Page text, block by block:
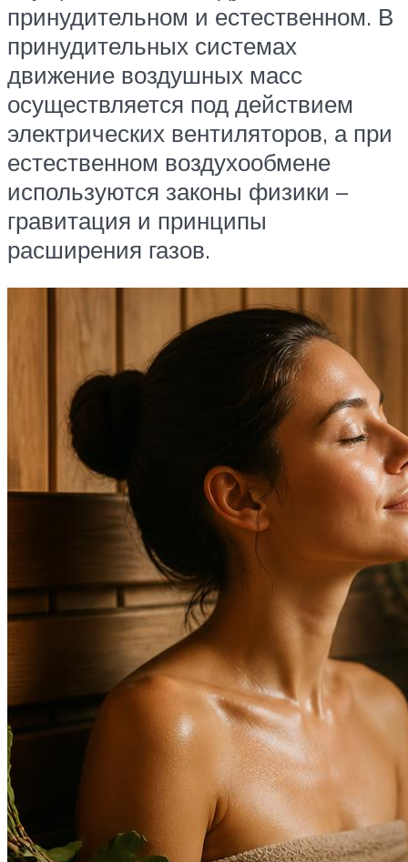
принудительном и естественном. В
принудительных системах
движение воздушных масс
осуществляется под действием
электрических вентиляторов, а при
естественном воздухообмене
используются законы физики –
гравитация и принципы
расширения газов.